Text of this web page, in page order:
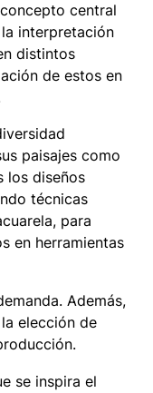
central
interpretación
distintos
de estos en
paisajes como
los diseños
técnicas
para
en herramientas
Además,
elección de
se inspira el